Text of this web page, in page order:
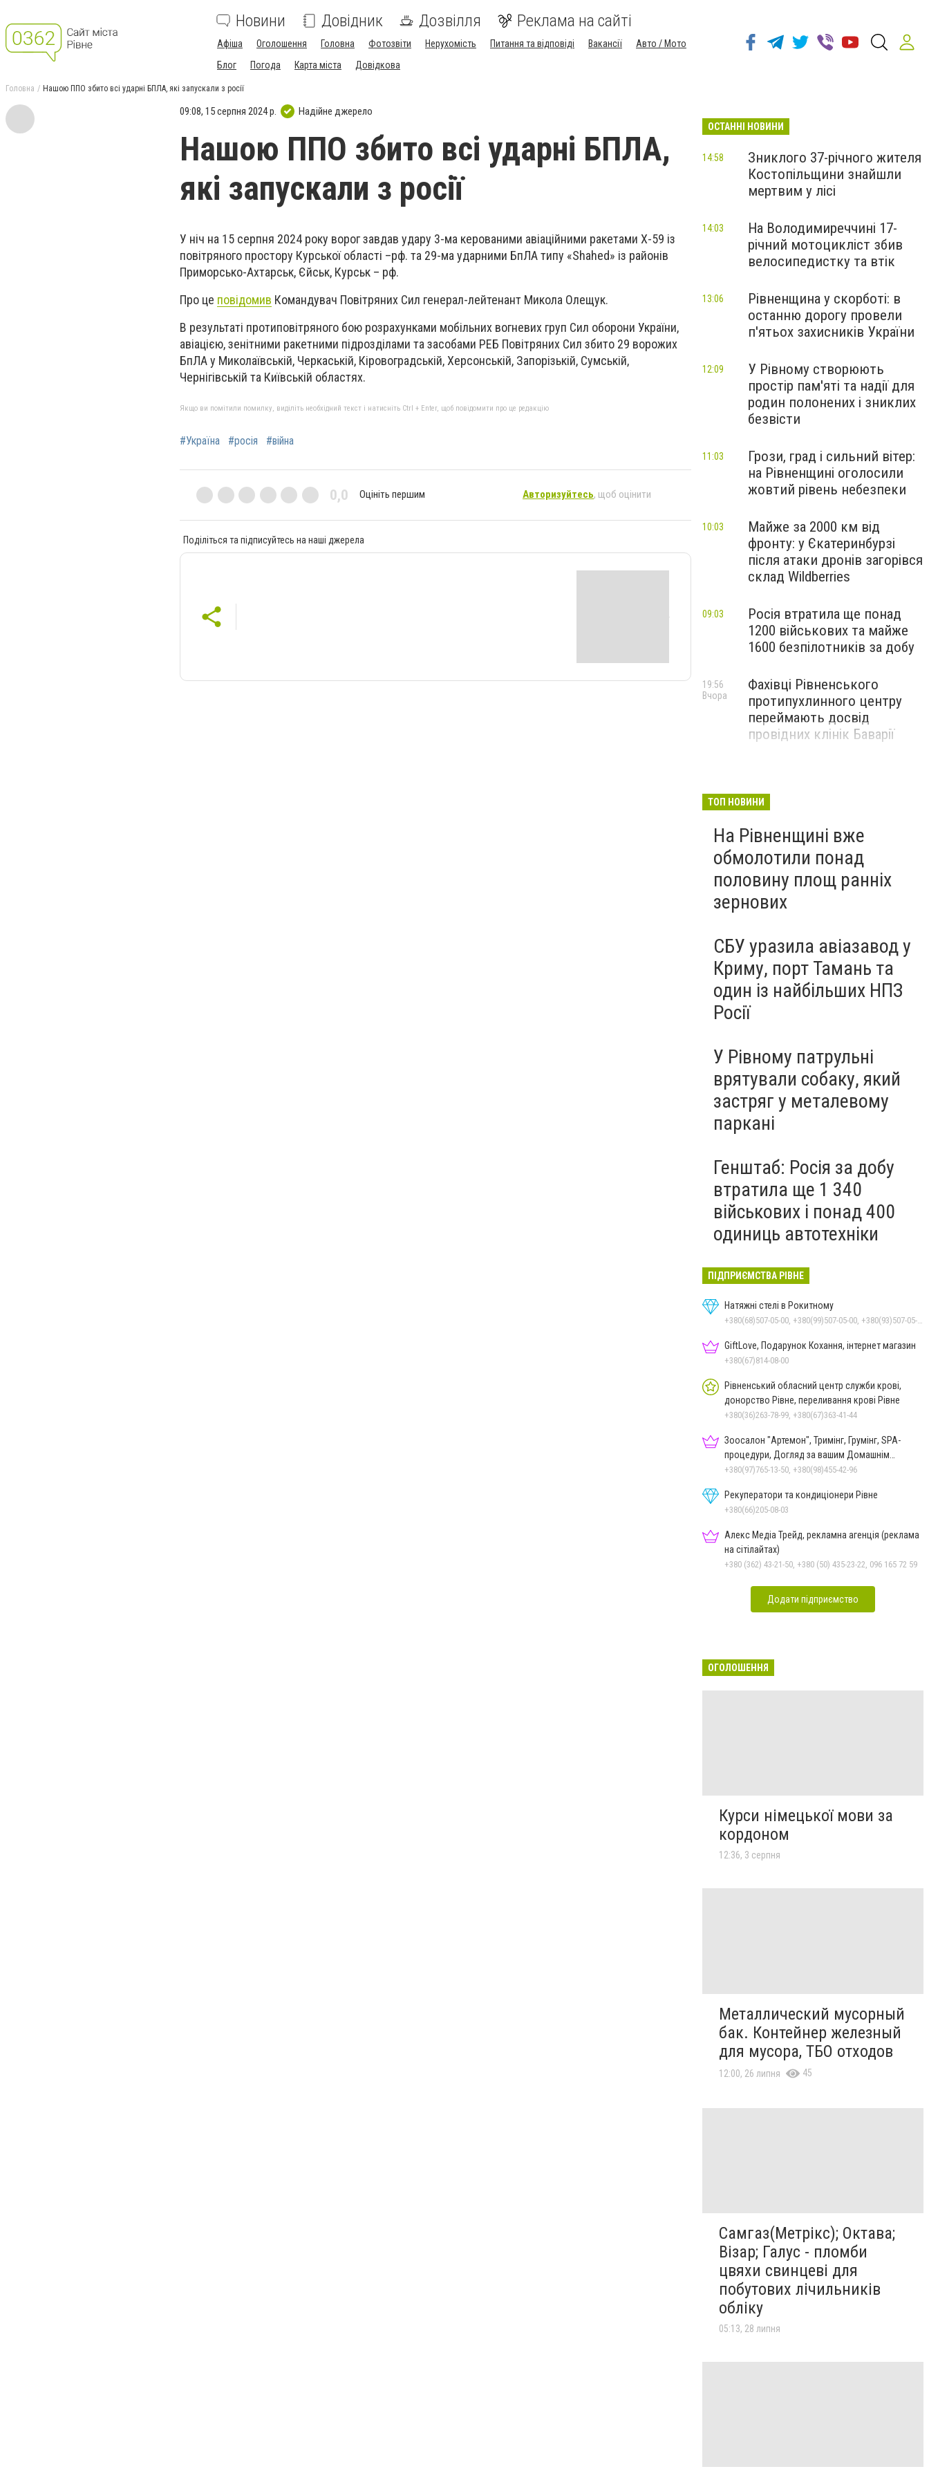
Новини Довідник Дозвілля Реклама на сайті
Афіша Оголошення Головна Фотозвіти Нерухомість Питання та відповіді Вакансії
Авто / Мото
Блог
Погода Карта міста Довідкова
Головна Нашою ППО збито всі ударні БПЛА, які запускали з росії
09:08, 15 серпня 2024 р. Надійне джерело
Нашою ППО збито всі ударні БПЛА,
які запускали з росії
У ніч на 15 серпня 2024 року ворог завдав удару 3-ма керованими авіаційними ракетами Х-59 із
повітряного простору Курської області –рф. та 29-ма ударними БпЛА типу «Shahed» із районів
Приморсько-Ахтарськ, Єйськ, Курськ – рф.
Про це повідомив Командувач Повітряних Сил генерал-лейтенант Микола Олещук.
В результаті протиповітряного бою розрахунками мобільних вогневих груп Сил оборони України,
авіацією, зенітними ракетними підрозділами та засобами РЕБ Повітряних Сил збито 29 ворожих
БпЛА у Миколаївській, Черкаській, Кіровоградській, Херсонській, Запорізькій, Сумській,
Чернігівській та Київській областях.
Якщо ви помітили помилку, виділіть необхідний текст і натисніть Ctrl + Enter, щоб повідомити про це редакцію
#Україна #росія #війна
0,0 Оцініть першим Авторизуйтесь, щоб оцінити
Поділіться та підписуйтесь на наші джерела
ОСТАННІ НОВИНИ
Зниклого 37-річного жителя
Костопільщини знайшли
мертвим у лісі
14:58
На Володимиреччині 17-
річний мотоцикліст збив
велосипедистку та втік
14:03
Рівненщина у скорботі: в
останню дорогу провели
п'ятьох захисників України
13:06
У Рівному створюють
простір пам'яті та надії для
родин полонених і зниклих
безвісти
12:09
Грози, град і сильний вітер:
на Рівненщині оголосили
жовтий рівень небезпеки
11:03
Майже за 2000 км від
фронту: у Єкатеринбурзі
після атаки дронів загорівся
склад Wildberries
10:03
Росія втратила ще понад
1200 військових та майже
1600 безпілотників за добу
09:03
Фахівці Рівненського
протипухлинного центру
переймають досвід
провідних клінік Баварії
19:56
Вчора
ТОП НОВИНИ
На Рівненщині вже
обмолотили понад
половину площ ранніх
зернових
СБУ уразила авіазавод у
Криму, порт Тамань та
один із найбільших НПЗ
Росії
У Рівному патрульні
врятували собаку, який
застряг у металевому
паркані
Генштаб: Росія за добу
втратила ще 1 340
військових і понад 400
одиниць автотехніки
ПІДПРИЄМСТВА РІВНЕ
Натяжні стелі в Рокитному
+380(68)507-05-00, +380(99)507-05-00, +380(93)507-05-00
GiftLove, Подарунок Кохання, інтернет магазин
+380(67)814-08-00
Рівненський обласний центр служби крові,
донорство Рівне, переливання крові Рівне
+380(36)263-78-99, +380(67)363-41-44
Зоосалон "Артемон", Тримінг, Грумінг, SPA-
процедури, Догляд за вашим Домашнім
Улюбленцем
+380(97)765-13-50, +380(98)455-42-96
Рекуператори та кондиціонери Рівне
+380(66)205-08-03
Алекс Медіа Трейд, рекламна агенція (реклама
на сітілайтах)
+380 (362) 43-21-50, +380 (50) 435-23-22, 096 165 72 59
Додати підприємство
ОГОЛОШЕННЯ
Курси німецької мови за
кордоном
12:36, 3 серпня
Металлический мусорный
бак. Контейнер железный
для мусора, ТБО отходов
12:00, 26 липня 45
Самгаз(Метрікс); Октава;
Візар; Галус - пломби
цвяхи свинцеві для
побутових лічильників
обліку
05:13, 28 липня